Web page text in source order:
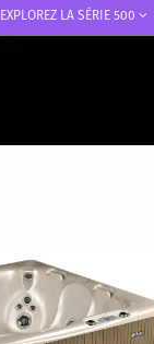
EXPLOREZ LA SÉRIE500